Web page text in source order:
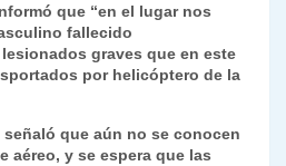
que “en el lugar nos
fallecido
graves que en este
por helicóptero de la
que aún no se conocen
aéreo, y se espera que las